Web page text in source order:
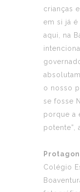
crianças
em si já
aqui, na
o nosso
se fosse
porque a
potente”,
Colégio